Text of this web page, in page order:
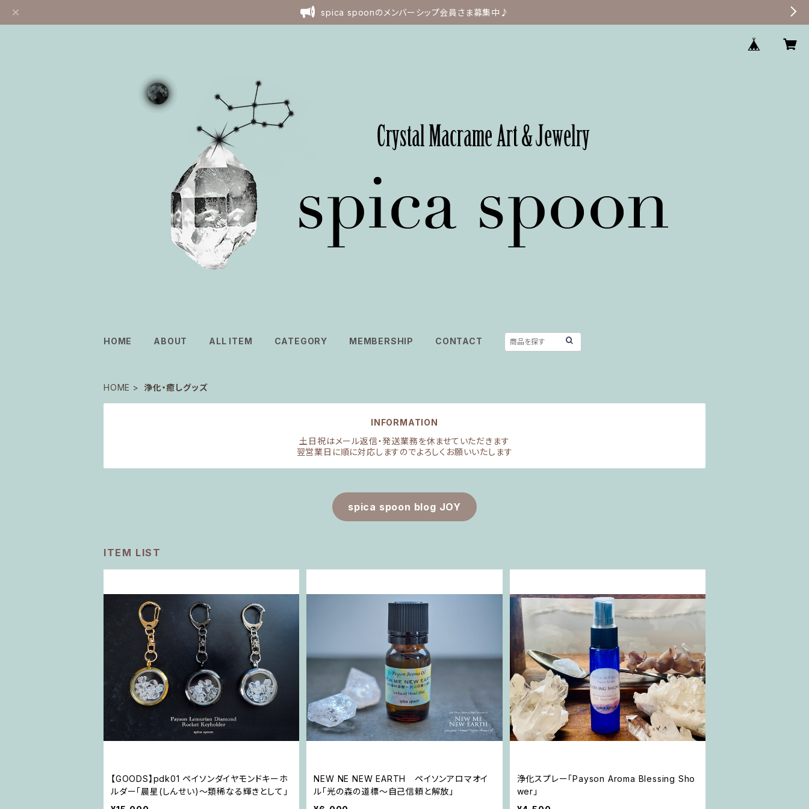
spica spoonのメンバーシップ会員さま募集中♪
HOME ABOUT ALL ITEM CATEGORY MEMBERSHIP CONTACT
HOME 浄化・癒しグッズ
INFORMATION
土日祝はメール返信・発送業務を休ませていただきます
翌営業日に順に対応しますのでよろしくお願いいたします
spica spoon blog JOY
ITEM LIST
【GOODS】pdk01 ペイソンダイヤモンドキーホ
ルダー「晨星(しんせい)〜類稀なる輝きとして」
NEW NE NEW EARTH ペイソンアロマオイ
ル「光の森の道標〜自己信頼と解放」
浄化スプレー「Payson Aroma Blessing Sho
wer」